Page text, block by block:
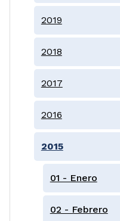
2019
2018
2017
2016
2015
01 - Enero
02 - Febrero